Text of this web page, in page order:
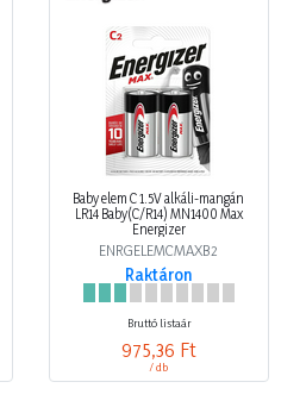
Baby elem C 1.5V alkáli-mangán
LR14 Baby(C/R14) MN1400 Max
Energizer
ENRGELEMCMAXB2
Raktáron
Bruttó listaár
975,36 Ft
/ db